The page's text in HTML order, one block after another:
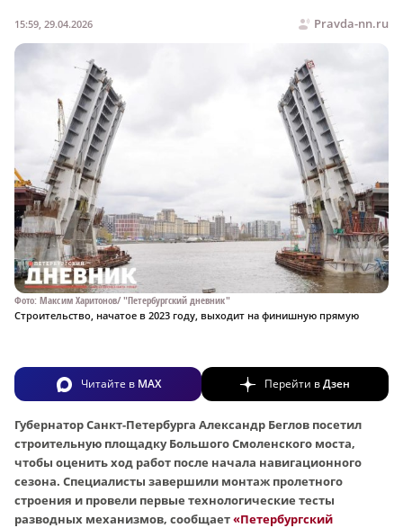
Pravda-nn.ru
15:59, 29.04.2026
Фото: Максим Харитонов/ "Петербургский дневник"
Строительство, начатое в 2023 году, выходит на финишную прямую
Читайте в MAX Перейти вДзен
Губернатор Санкт-Петербурга Александр Беглов посетил
строительную площадку Большого Смоленского моста,
чтобы оценить ход работ после начала навигационного
сезона. Специалисты завершили монтаж пролетного
строения и провели первые технологические тесты
разводных механизмов, сообщает«Петербургский